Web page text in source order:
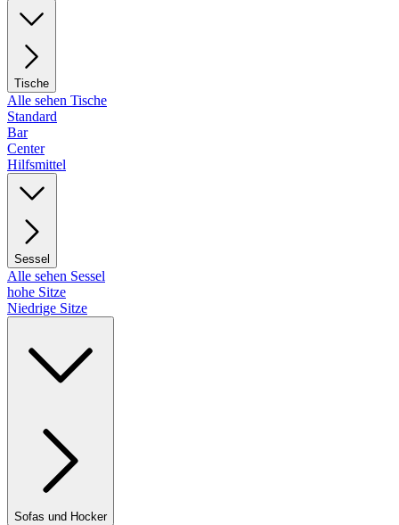
Tische
Alle sehen Tische
Standard
Bar
Center
Hilfsmittel
Sessel
Alle sehen Sessel
hohe Sitze
Niedrige Sitze
Sofas und Hocker